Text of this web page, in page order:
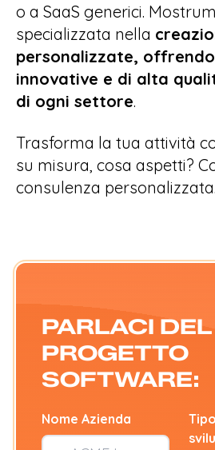
o a SaaS generici.
specializzata nella
personalizzate,
innovative e di alta
di ogni settore.
Trasforma la tua attività
su misura, cosa aspetti?
consulenza personalizzata.
PARLACI
PROGETTO
SOFTWARE:
Nome Azienda